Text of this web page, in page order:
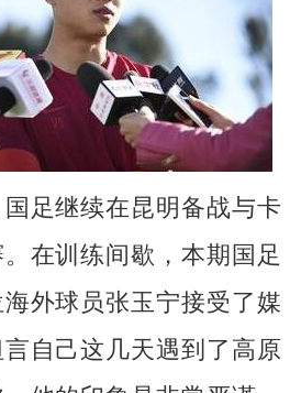
继续在昆明备战与卡
在训练间歇，本期国足
外球员张玉宁接受了媒
自己这几天遇到了高原